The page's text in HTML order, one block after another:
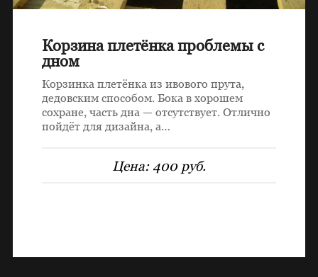
Корзина плетёнка проблемы с
дном
Корзинка плетёнка из ивового прута,
дедовским способом. Бока в хорошем
сохране, часть дна — отсутствует. Отлично
пойдёт для дизайна, а…
Цена:400 руб.